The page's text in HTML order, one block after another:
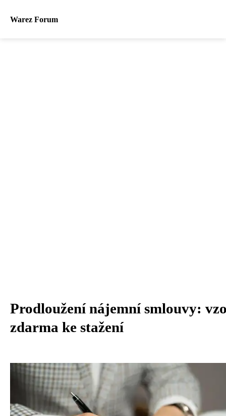
Warez Forum
Prodloužení nájemní smlouvy:
zdarma ke stažení